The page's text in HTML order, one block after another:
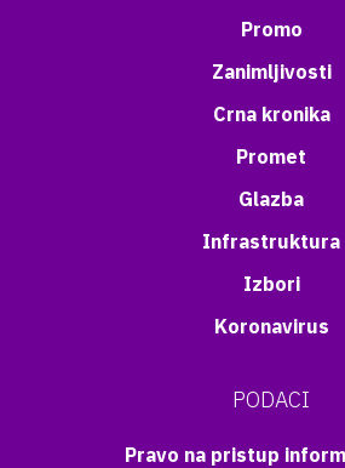
Promo
Zanimljivosti
Crna kronika
Promet
Glazba
Infrastruktura
Izbori
Koronavirus
PODACI
Pravo na pristup